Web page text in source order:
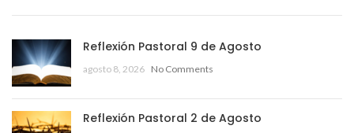
Reflexión Pastoral 9 de Agosto
agosto 8, 2026 No Comments
Reflexión Pastoral 2 de Agosto